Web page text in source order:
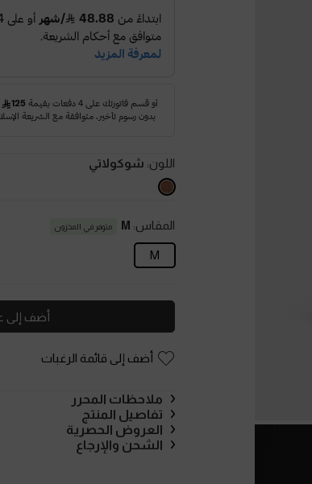
اللون: شوكولاتي
المقاس: M متوفر في المخزون
M
أضف إلى
أضف إلى قائمة الرغبات
ملاحظات المحرر
تفاصيل المنتج
العروض الحصرية
الشحن والإرجاع